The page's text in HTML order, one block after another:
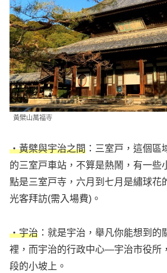
黃檗山萬福寺
・黃檗與宇治之間 ：三室戸，這個區
的三室戸車站，不算是熱鬧，有一些
點是三室戸寺，六月到七月是繡球花
光客拜訪(需入場費)。
・宇治 ：就是宇治，舉凡你能想到
裡，而宇治的行政中心—宇治市役所
段的小坡上。